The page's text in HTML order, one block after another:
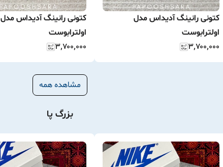
کتونی رانینگ آدیداس مدل
اولترابوست
۳٬۷۰۰٬۰۰۰
کتونی رانینگ آدیداس مدل
اولترابوست
۳٬۷۰۰٬۰۰۰
مشاهده همه
بزرگ پا